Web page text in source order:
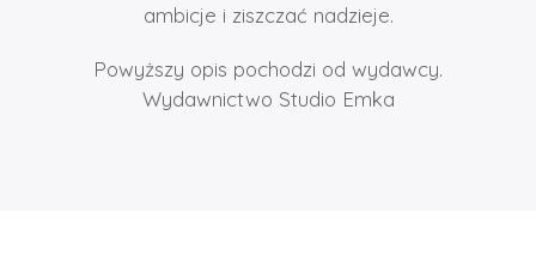
ambicje i ziszczać nadzieje.
Powyższy opis pochodzi od wydawcy.
Wydawnictwo Studio Emka